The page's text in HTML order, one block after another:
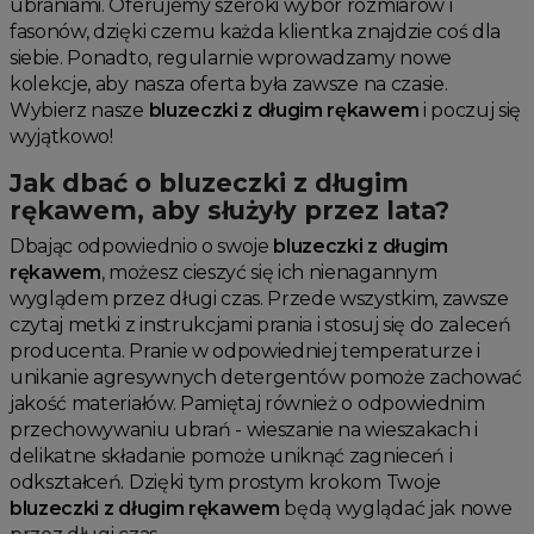
ubraniami. Oferujemy szeroki wybór rozmiarów i
fasonów, dzięki czemu każda klientka znajdzie coś dla
siebie. Ponadto, regularnie wprowadzamy nowe
kolekcje, aby nasza oferta była zawsze na czasie.
Wybierz nasze bluzeczki z długim rękawem i poczuj się
wyjątkowo!
Jak dbać o bluzeczki z długim
rękawem, aby służyły przez lata?
Dbając odpowiednio o swoje bluzeczki z długim
rękawem, możesz cieszyć się ich nienagannym
wyglądem przez długi czas. Przede wszystkim, zawsze
czytaj metki z instrukcjami prania i stosuj się do zaleceń
producenta. Pranie w odpowiedniej temperaturze i
unikanie agresywnych detergentów pomoże zachować
jakość materiałów. Pamiętaj również o odpowiednim
przechowywaniu ubrań - wieszanie na wieszakach i
delikatne składanie pomoże uniknąć zagnieceń i
odkształceń. Dzięki tym prostym krokom Twoje
bluzeczki z długim rękawem będą wyglądać jak nowe